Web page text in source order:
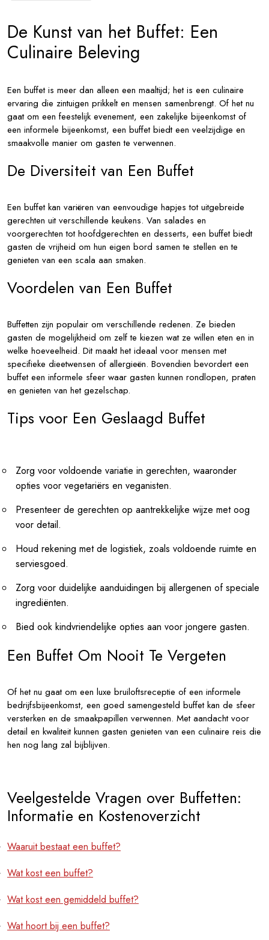
De Kunst van het Buffet: Een
Culinaire Beleving
Een buffet is meer dan alleen een maaltijd; het is een culinaire
ervaring die zintuigen prikkelt en mensen samenbrengt. Of het nu
gaat om een feestelijk evenement, een zakelijke bijeenkomst of
een informele bijeenkomst, een buffet biedt een veelzijdige en
smaakvolle manier om gasten te verwennen.
De Diversiteit van Een Buffet
Een buffet kan variëren van eenvoudige hapjes tot uitgebreide
gerechten uit verschillende keukens. Van salades en
voorgerechten tot hoofdgerechten en desserts, een buffet biedt
gasten de vrijheid om hun eigen bord samen te stellen en te
genieten van een scala aan smaken.
Voordelen van Een Buffet
Buffetten zijn populair om verschillende redenen. Ze bieden
gasten de mogelijkheid om zelf te kiezen wat ze willen eten en in
welke hoeveelheid. Dit maakt het ideaal voor mensen met
specifieke dieetwensen of allergieën. Bovendien bevordert een
buffet een informele sfeer waar gasten kunnen rondlopen, praten
en genieten van het gezelschap.
Tips voor Een Geslaagd Buffet
Zorg voor voldoende variatie in gerechten, waaronder
opties voor vegetariërs en veganisten.
Presenteer de gerechten op aantrekkelijke wijze met oog
voor detail.
Houd rekening met de logistiek, zoals voldoende ruimte en
serviesgoed.
Zorg voor duidelijke aanduidingen bij allergenen of speciale
ingrediënten.
Bied ook kindvriendelijke opties aan voor jongere gasten.
Een Buffet Om Nooit Te Vergeten
Of het nu gaat om een luxe bruiloftsreceptie of een informele
bedrijfsbijeenkomst, een goed samengesteld buffet kan de sfeer
versterken en de smaakpapillen verwennen. Met aandacht voor
detail en kwaliteit kunnen gasten genieten van een culinaire reis die
hen nog lang zal bijblijven.
Veelgestelde Vragen over Buffetten:
Informatie en Kostenoverzicht
Waaruit bestaat een buffet?
Wat kost een buffet?
Wat kost een gemiddeld buffet?
Wat hoort bij een buffet?